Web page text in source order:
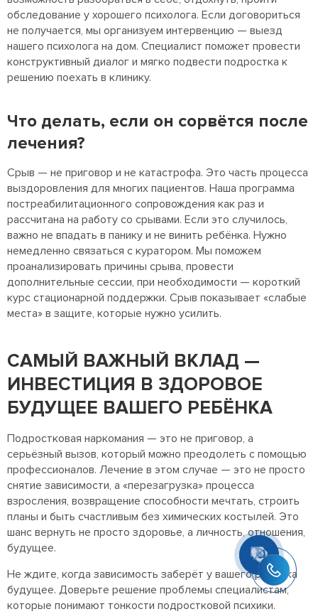
Антон Солодовников
Здравствуйте! Готов помочь
вам. Напишите мне, если у
вас появятся вопросы.
обследование у хорошего психолога. Если договориться
не получается, мы организуем интервенцию — выезд
нашего психолога на дом. Специалист поможет провести
конструктивный диалог и мягко подвести подростка к
решению поехать в клинику.
Что делать, если он сорвётся после
лечения?
Срыв — не приговор и не катастрофа. Это часть процесса
выздоровления для многих пациентов. Наша программа
постреабилитационного сопровождения как раз и
рассчитана на работу со срывами. Если это случилось,
важно не впадать в панику и не винить ребёнка. Нужно
немедленно связаться с куратором. Мы поможем
проанализировать причины срыва, провести
дополнительные сессии, при необходимости — короткий
курс стационарной поддержки. Срыв показывает «слабые
места» в защите, которые нужно усилить.
САМЫЙ ВАЖНЫЙ ВКЛАД —
ИНВЕСТИЦИЯ В ЗДОРОВОЕ
БУДУЩЕЕ ВАШЕГО РЕБЁНКА
Подростковая наркомания — это не приговор, а
серьёзный вызов, который можно преодолеть с помощью
профессионалов. Лечение в этом случае — это не просто
снятие зависимости, а «перезагрузка» процесса
взросления, возвращение способности мечтать, строить
планы и быть счастливым без химических костылей. Это
шанс вернуть не просто здоровье, а личность, отношения,
будущее.
Не ждите, когда зависимость заберёт у вашего ребёнка
будущее. Доверьте решение проблемы специалистам,
которые понимают тонкости подростковой психики.